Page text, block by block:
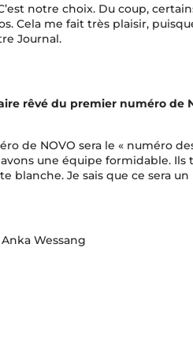
notre choix. Du coup,
Cela me fait très plaisir,
Journal.
rêvé du premier numéro de
de NOVO sera le « numéro
une équipe formidable.
blanche. Je sais que ce sera
Wessang